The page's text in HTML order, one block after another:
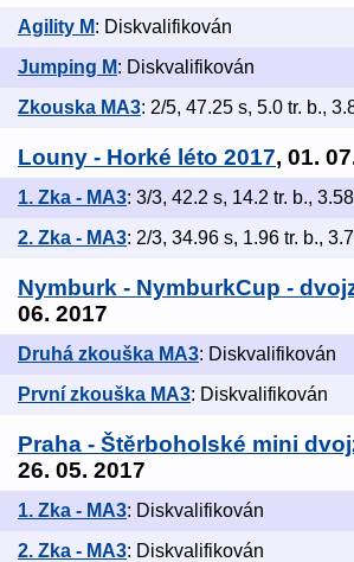
Agility M: Diskvalifikován
Jumping M: Diskvalifikován
Zkouska MA3: 2/5, 47.25 s, 5.0 tr. b.,
Louny - Horké léto 2017, 01.
1. Zka - MA3: 3/3, 42.2 s, 14.2 tr. b.,
2. Zka - MA3: 2/3, 34.96 s, 1.96 tr. b.,
Nymburk - NymburkCup -
06. 2017
Druhá zkouška MA3: Diskvalifikován
První zkouška MA3: Diskvalifikován
Praha - Štěrboholské mini
26. 05. 2017
1. Zka - MA3: Diskvalifikován
2. Zka - MA3: Diskvalifikován